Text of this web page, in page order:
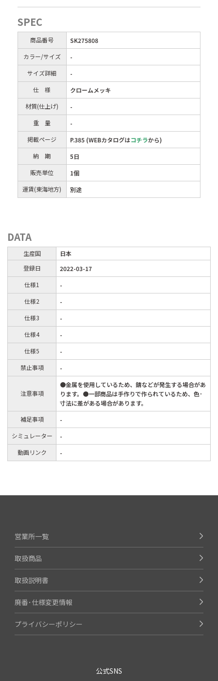
SPEC
商品番号
SK275808
カラー/サイズ
-
サイズ詳細
-
仕 様
クロームメッキ
材質(仕上げ)
-
重 量
-
掲載ページ
P.385 (WEBカタログはコチラから)
納 期
5日
販売単位
1個
運賃(東海地方)
別途
DATA
生産国
日本
登録日
2022-03-17
仕様1
-
仕様2
-
仕様3
-
仕様4
-
仕様5
-
禁止事項
-
注意事項
●金属を使用しているため、錆などが発生する場合があ
ります。●一部商品は手作りで作られているため、色･
寸法に差がある場合があります。
補足事項
-
シミュレーター
-
動画リンク
-
営業所一覧
取扱商品
取扱説明書
廃番･仕様変更情報
プライバシーポリシー
公式SNS